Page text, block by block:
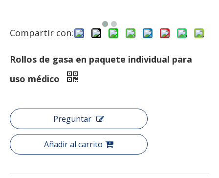
Compartir con:
Rollos de gasa en paquete individual para
uso médico
Preguntar
Añadir al carrito